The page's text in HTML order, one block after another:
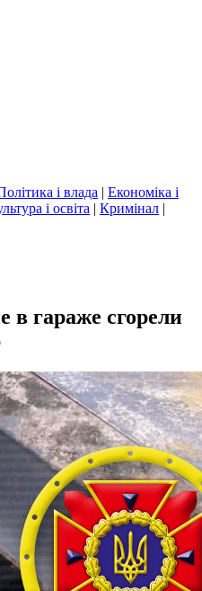
і влада | Економіка і
і освіта | Кримінал |
в гараже сгорели